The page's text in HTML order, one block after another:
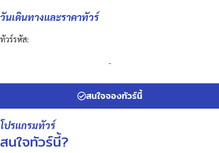
วันเดินทางและราคาทัวร์
ทัวร์รหัส:
-
สนใจจองทัวร์นี้
โปรแกรมทัวร์
สนใจทัวร์นี้?